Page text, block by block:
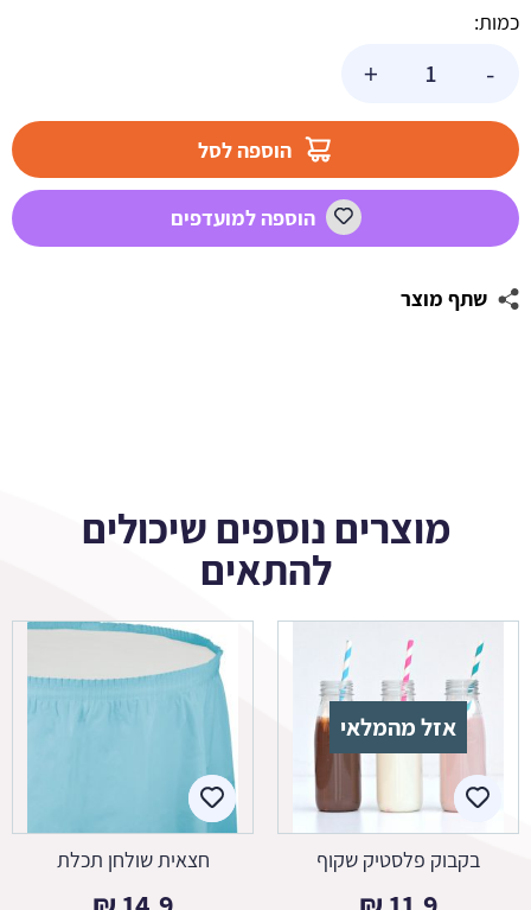
כמות:
-
גדול
+
הוספה לסל
הוספה למועדפים
שתף מוצר
מוצרים נוספים שיכולים
להתאים
אזל מהמלאי
בקבוק פלסטיק שקוף חצאית שולחן תכלת